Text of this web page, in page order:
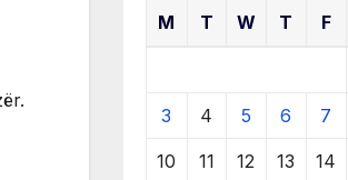
M T W T F
3 4 5 6 7
10 11 12 13 14